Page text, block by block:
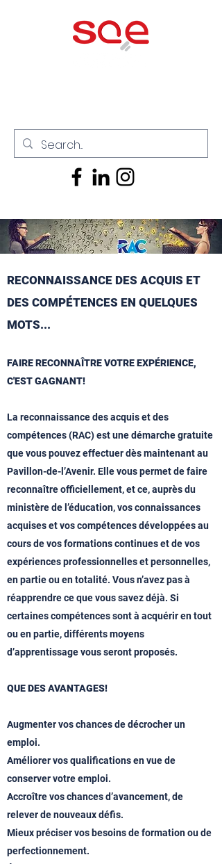
RECONNAISSANCE DES ACQUIS ET
DES COMPÉTENCES EN QUELQUES
MOTS...
FAIRE RECONNAÎTRE VOTRE EXPÉRIENCE,
C'EST GAGNANT!
La reconnaissance des acquis et des
compétences (RAC) est une démarche gratuite
que vous pouvez effectuer dès maintenant au
Pavillon-de-l’Avenir. Elle vous permet de faire
reconnaître officiellement, et ce, auprès du
ministère de l’éducation, vos connaissances
acquises et vos compétences développées au
cours de vos formations continues et de vos
expériences professionnelles et personnelles,
en partie ou en totalité. Vous n’avez pas à
réapprendre ce que vous savez déjà. Si
certaines compétences sont à acquérir en tout
ou en partie, différents moyens
d’apprentissage vous seront proposés.
QUE DES AVANTAGES!
Augmenter vos chances de décrocher un
emploi.
Améliorer vos qualifications en vue de
conserver votre emploi.
Accroître vos chances d’avancement, de
relever de nouveaux défis.
Mieux préciser vos besoins de formation ou de
perfectionnement.